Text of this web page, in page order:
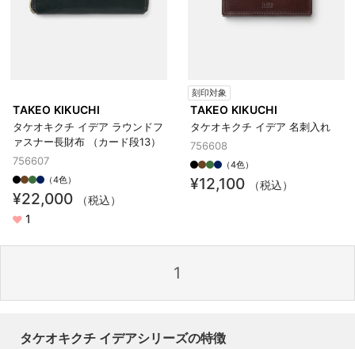
TAKEO KIKUCHI
タケオキクチ イデア ラウンドフ
ァスナー長財布 （カード段13）
756607
（4色）
¥22,000
（税込）
1
刻印対象
TAKEO KIKUCHI
タケオキクチ イデア 名刺入れ
756608
（4色）
¥12,100 （税込）
1
タケオキクチ イデアシリーズの特徴